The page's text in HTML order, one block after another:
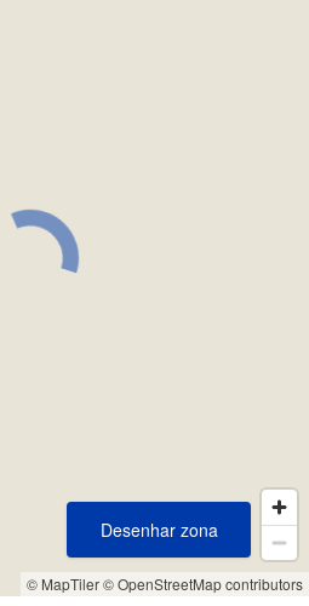
© MapTiler© OpenStreetMap contributors
Desenhar zona
Desenhar zona